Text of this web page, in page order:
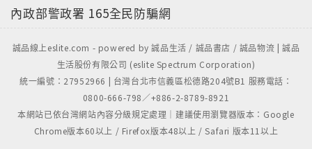
內政部警政署 165全民防騙網
誠品線上eslite.com - powered by 誠品生活 / 誠品書店 / 誠品物流 | 誠品
生活股份有限公司 (eslite Spectrum Corporation)
統一編號：27952966 | 台灣台北市信義區松德路204號B1 服務電話：
0800-666-798／+886-2-8789-8921
本網站已依台灣網站內容分級規定處理｜建議使用瀏覽器版本：Google
Chrome版本60以上 / Firefox版本48以上 / Safari 版本11以上